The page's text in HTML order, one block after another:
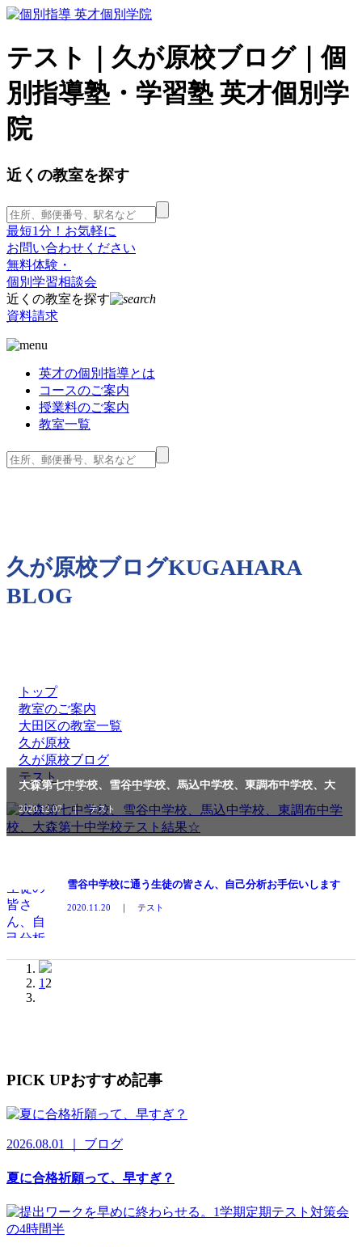
テスト｜久が原校ブログ｜個
別指導塾・学習塾 英才個別学
院
近くの教室を探す
最短1分！お気軽に
お問い合わせください
無料体験・
個別学習相談会
近くの教室を探す
資料請求
英才の個別指導とは
コースのご案内
授業料のご案内
教室一覧
久が原校ブログKUGAHARA
BLOG
トップ
教室のご案内
大田区の教室一覧
久が原校
久が原校ブログ
テスト
大森第七中学校、雪谷中学校、馬込中学校、東調布中学校、大
2020.12.07 ｜ テスト
雪谷中学校に通う生徒の皆さん、自己分析お手伝いします
2020.11.20 ｜ テスト
1 2
PICK UPおすすめ記事
2026.08.01 ｜ ブログ
夏に合格祈願って、早すぎ？